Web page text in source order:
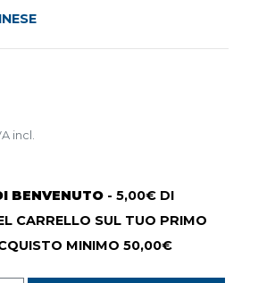
incl.
BENVENUTO - 5,00€ DI
CARRELLO SUL TUO PRIMO
MINIMO 50,00€